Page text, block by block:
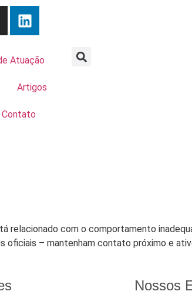
Atuação
Artigos
Contato
relacionado com o comportamento
oficiais – mantenham contato próximo e
Nossos